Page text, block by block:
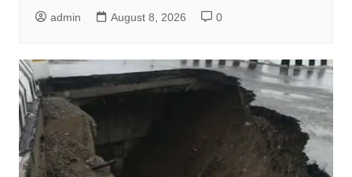
admin August 8, 2026 0